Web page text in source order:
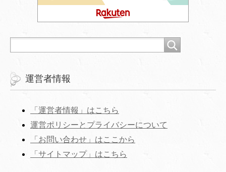
運営者情報
「運営者情報」はこちら
運営ポリシーとプライバシーについて
「お問い合わせ」はここから
‎「サイトマップ」はこちら